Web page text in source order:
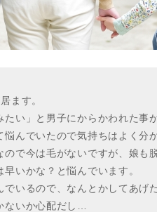
ます。
たい」と男子にからかわれた事
んでいたので気持ちはよく分
で今は毛がないですが、娘も
いかな？と悩んでいます。
でいるので、なんとかしてあげ
ないか心配だし…